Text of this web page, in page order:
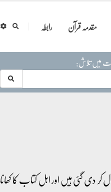
مقدمہ قرآن
رابطہ
میں تلاش:
کر دی گئی ہیں اور اہل کتاب کا کھانا